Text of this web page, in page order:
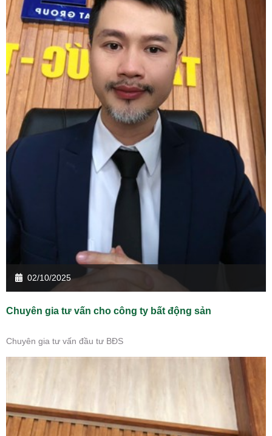
02/10/2025
Chuyên gia tư vấn cho công ty bất động sản
Chuyên gia tư vấn đầu tư BĐS